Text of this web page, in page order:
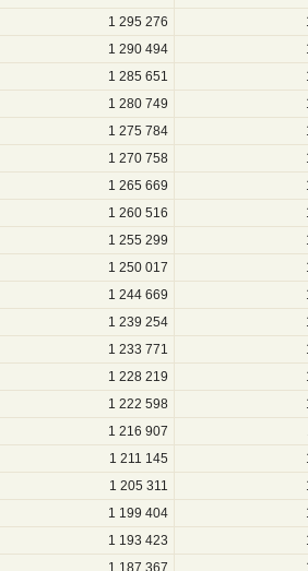
1 295 276
1 290 494
1 285 651
1 280 749
1 275 784
1 270 758
1 265 669
1 260 516
1 255 299
1 250 017
1 244 669
1 239 254
1 233 771
1 228 219
1 222 598
1 216 907
1 211 145
1 205 311
1 199 404
1 193 423
1 187 367